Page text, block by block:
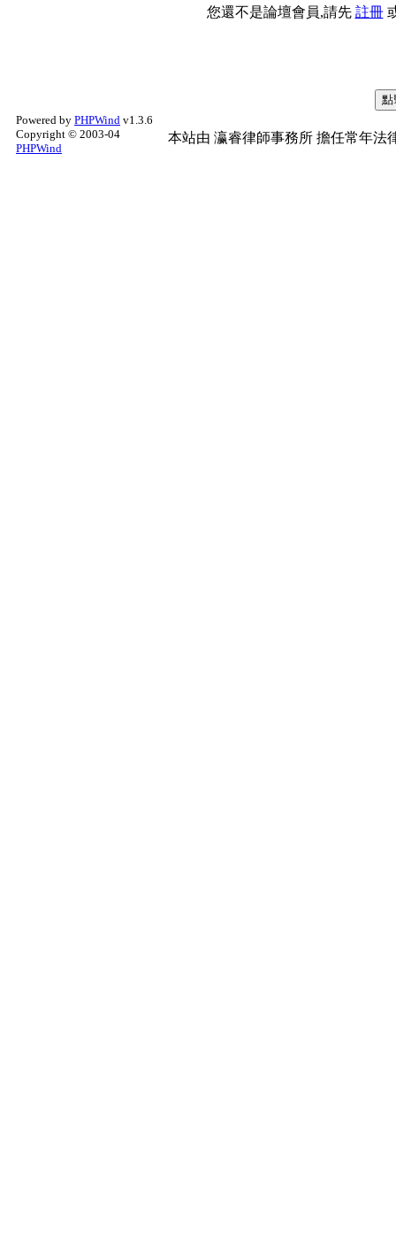
您還不是論壇會員,請先 註冊
Powered by PHPWind v1.3.6
Copyright © 2003-04
PHPWind
本站由 瀛睿律師事務所 擔任常年法